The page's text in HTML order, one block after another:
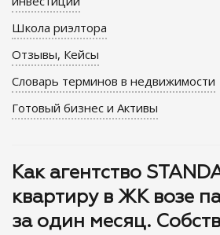
Школа риэлтора
Отзывы, Кейсы
Словарь терминов в недвижимости
Готовый бизнес и Активы
Как агентство
квартиру в ЖК возе
за один месяц.